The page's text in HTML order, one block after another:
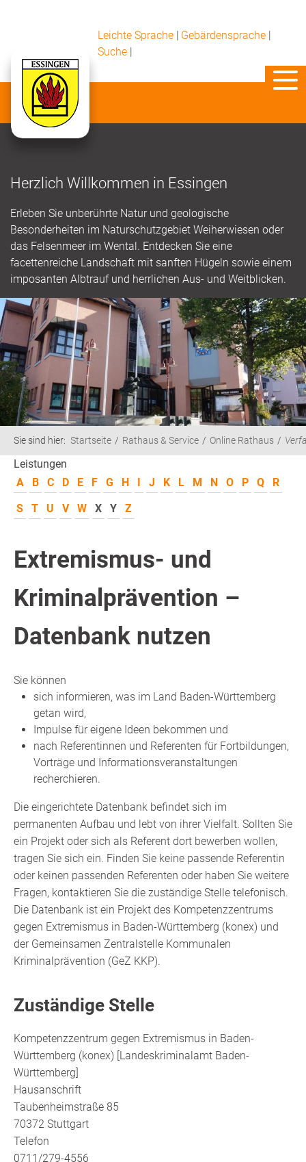
Leichte Sprache | Gebärdensprache |
Suche |
Herzlich Willkommen in Essingen
Erleben Sie unberührte Natur und geologische
Besonderheiten im Naturschutzgebiet Weiherwiesen oder
das Felsenmeer im Wental. Entdecken Sie eine
facettenreiche Landschaft mit sanften Hügeln sowie einem
imposanten Albtrauf und herrlichen Aus- und Weitblicken.
Sie sind hier: Startseite Rathaus & Service Online Rathaus
Leistungen
A
B C D E F G H I J K L M N O P Q
R
S
T U V W X Y Z
Extremismus- und
Kriminalprävention –
Datenbank nutzen
Sie können
sich informieren, was im Land Baden-Württemberg
getan wird,
Impulse für eigene Ideen bekommen und
nach Referentinnen und Referenten für Fortbildungen,
Vorträge und Informationsveranstaltungen
recherchieren.
Die eingerichtete Datenbank befindet sich im
permanenten Aufbau und lebt von ihrer Vielfalt. Sollten Sie
ein Projekt oder sich als Referent dort bewerben wollen,
tragen Sie sich ein. Finden Sie keine passende Referentin
oder keinen passenden Referenten oder haben Sie weitere
Fragen, kontaktieren Sie die zuständige Stelle telefonisch.
Die Datenbank ist ein Projekt des Kompetenzzentrums
gegen Extremismus in Baden-Württemberg (konex) und
der Gemeinsamen Zentralstelle Kommunalen
Kriminalprävention (GeZ KKP).
Zuständige Stelle
Kompetenzzentrum gegen Extremismus in Baden-
Württemberg (konex) [Landeskriminalamt Baden-
Württemberg]
Hausanschrift
Taubenheimstraße 85
70372 Stuttgart
Telefon
0711/279-4556